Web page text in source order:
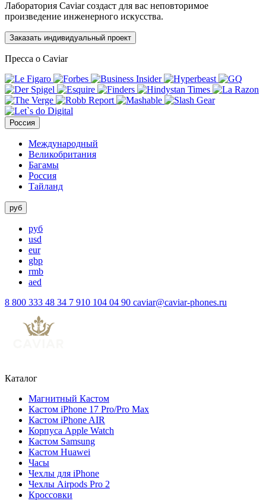
Лаборатория Caviar создаст для вас неповторимое
произведение инженерного искусства.
Заказать индивидуальный проект
Пресса о Caviar
Россия
Международный
Великобритания
Багамы
Россия
Тайланд
руб
руб
usd
eur
gbp
rmb
aed
8 800 333 48 34 7 910 104 04 90 caviar@caviar-phones.ru
Каталог
Магнитный Кастом
Кастом iPhone 17 Pro/Pro Max
Кастом iPhone AIR
Корпуса Apple Watch
Кастом Samsung
Кастом Huawei
Часы
Чехлы для iPhone
Чехлы Airpods Pro 2
Кроссовки